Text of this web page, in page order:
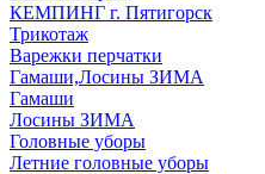
КЕМПИНГ г. Пятигорск
Трикотаж
Варежки перчатки
Гамаши,Лосины ЗИМА
Гамаши
Лосины ЗИМА
Головные уборы
Летние головные уборы